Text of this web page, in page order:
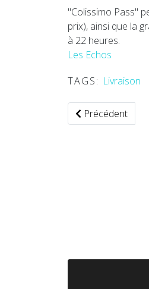
"Colissimo Pass"
prix), ainsi que la
à 22 heures.
Les Echos
TAGS: Livraison
Article
Précédent